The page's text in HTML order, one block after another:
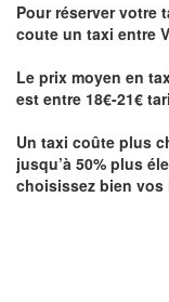
Pour réserver votre
coute un taxi entre
Le prix moyen en
est entre 18€-21€
Un taxi coûte plus
jusqu’à 50% plus
choisissez bien vos